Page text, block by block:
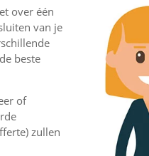
over één
van je
beste
of
zullen